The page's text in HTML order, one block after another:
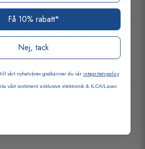
RETUR
med LED-indikator
Få 10% rabatt*
Nej, tack
vårt nyhetsbrev godkänner du vår integritetspolicy
vårt sortiment exklusive elektronik & ILCA/Laser.